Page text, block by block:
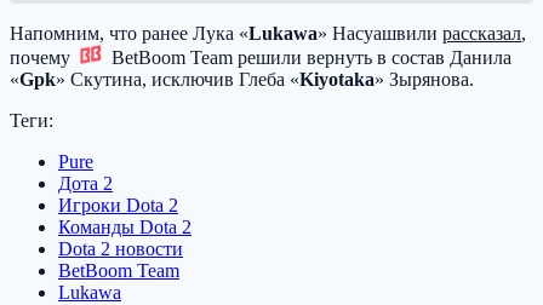
Напомним, что ранее Лука «Lukawa» Насуашвили рассказал,
почему
BetBoom Team решили вернуть в состав Данила
«Gpk» Скутина, исключив Глеба «Kiyotaka» Зырянова.
Теги:
Pure
Дота 2
Игроки Dota 2
Команды Dota 2
Dota 2 новости
BetBoom Team
Lukawa